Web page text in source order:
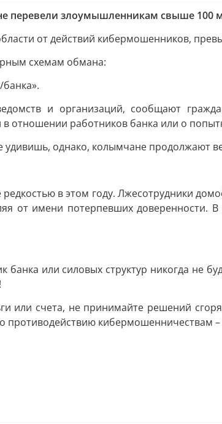
перевели злоумышленникам свыше 100
от действий кибермошенников,
схемам обмана:
и организаций, сообщают
отношении работников банка или о
однако, колымчане продолжают
в этом году. Лжесотрудники
от имени потерпевших доверенности. В
или силовых структур никогда не
или счета, не принимайте решений
противодействию кибермошенничествам –